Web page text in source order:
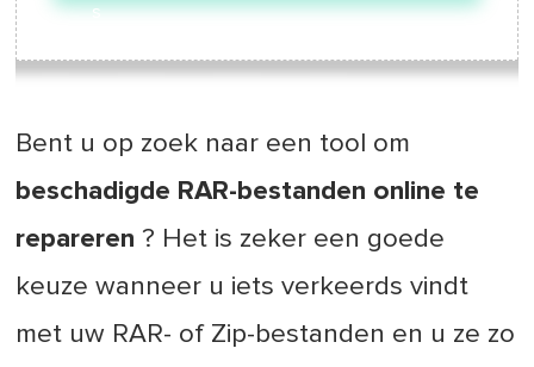
Bent u op zoek naar een tool om
beschadigde RAR-bestanden online te
repareren ? Het is zeker een goede
keuze wanneer u iets verkeerds vindt
met uw RAR- of Zip-bestanden en u ze zo